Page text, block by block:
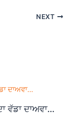
NEXT
ਵੱਡਾ ਦਾਅਵਾ…